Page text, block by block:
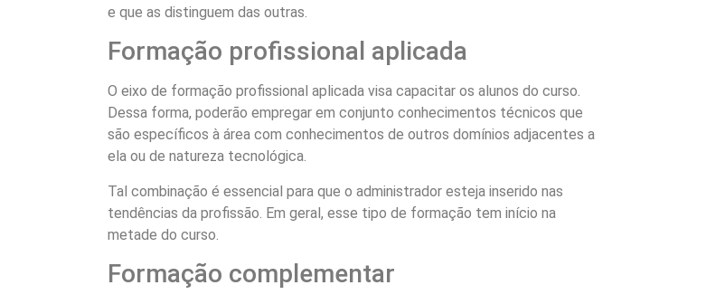
e que as distinguem das outras.
Formação profissional aplicada
O eixo de formação profissional aplicada visa capacitar os alunos do curso.
Dessa forma, poderão empregar em conjunto conhecimentos técnicos que
são específicos à área com conhecimentos de outros domínios adjacentes a
ela ou de natureza tecnológica.
Tal combinação é essencial para que o administrador esteja inserido nas
tendências da profissão. Em geral, esse tipo de formação tem início na
metade do curso.
Formação complementar